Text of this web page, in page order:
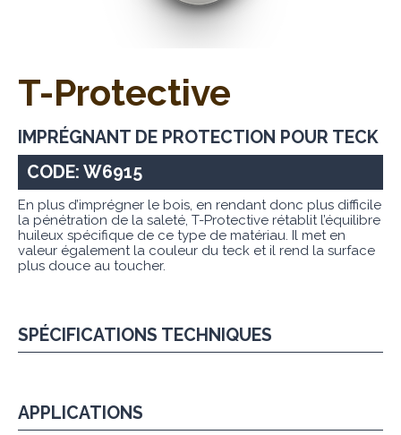
T-Protective
IMPRÉGNANT DE PROTECTION POUR TECK
CODE: W6915
En plus d’imprégner le bois, en rendant donc plus difficile
la pénétration de la saleté, T-Protective rétablit l’équilibre
huileux spécifique de ce type de matériau. Il met en
valeur également la couleur du teck et il rend la surface
plus douce au toucher.
SPÉCIFICATIONS TECHNIQUES
APPLICATIONS